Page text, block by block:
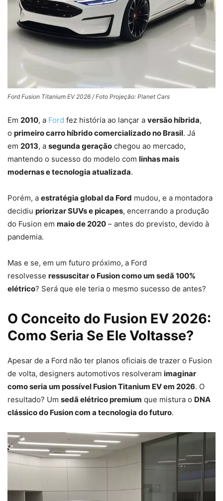
Ford Fusion Titanium EV 2026 / Foto Projeção: Planet Cars
Em 2010, a Ford fez história ao lançar a versão híbrida,
o primeiro carro híbrido comercializado no Brasil. Já
em 2013, a segunda geração chegou ao mercado,
mantendo o sucesso do modelo com linhas mais
modernas e tecnologia atualizada.
Porém, a estratégia global da Ford mudou, e a montadora
decidiu priorizar SUVs e picapes, encerrando a produção
do Fusion em maio de 2020 – antes do previsto, devido à
pandemia.
Mas e se, em um futuro próximo, a Ford
resolvesse ressuscitar o Fusion como um sedã 100%
elétrico? Será que ele teria o mesmo sucesso de antes?
O Conceito do Fusion EV 2026:
Como Seria Se Ele Voltasse?
Apesar de a Ford não ter planos oficiais de trazer o Fusion
de volta, designers automotivos resolveram imaginar
como seria um possível Fusion Titanium EV em 2026. O
resultado? Um sedã elétrico premium que mistura o DNA
clássico do Fusion com a tecnologia do futuro.